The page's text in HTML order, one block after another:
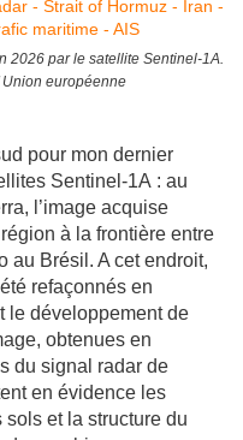
2026 par le satellite Sentinel-1A.
européenne
pour mon dernier
Sentinel-1A : au
l’image acquise
à la frontière entre
au Brésil. A cet endroit,
refaçonnés en
le développement de
obtenues en
du signal radar de
en évidence les
sols et la structure du